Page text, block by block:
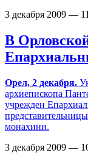
3 декабря 2009 —
В
Орел, 2 декабря.
архиепископа
учрежден
монахини.
3 декабря 2009 —